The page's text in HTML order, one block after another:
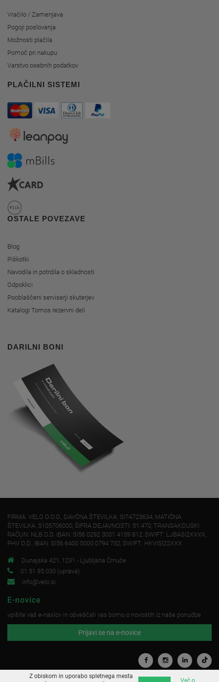
Vračilo / Zamenjava
Pogoji poslovanja
Možnosti plačila
Pomoč pri nakupu
Varstvo osebnih podatkov
PLAČILNI SISTEMI
OSTALE POVEZAVE
Blog
Piškotki
Navodila in potrdila o skladnosti
Odpoklici
Pooblaščeni serviserji skuterjev
Katalogi Tomos rezervni deli
DARILNI BONI
FIRMA: VELO D.O.O., DAVČNA ŠTEVILKA: SI74723634, MATIČNA
ŠTEVILKA: 5105706000, ŠIFRA DEJAVNOSTI: 51.470, TRANSAKCIJSKI
RAČUN: NLB D.D. IBAN: SI56 0292 3001 4159 812, SWIFT: LJBASI2XXXX,
PHV D.D., IBAN: SI56 6400 0000 0794 732, SWIFT: HKVISI22XXX
Dunajska 421, 1231 - Ljubljana Črnuče
01 51 95 030 (uprava)
info@velo.si
E-novice
vpišite vaš e-naslov in obveščali vas bomo o novostih iz naše ponudbe
Prijavi se na e-novice
Z obiskom in uporabo spletnega mesta
Več o